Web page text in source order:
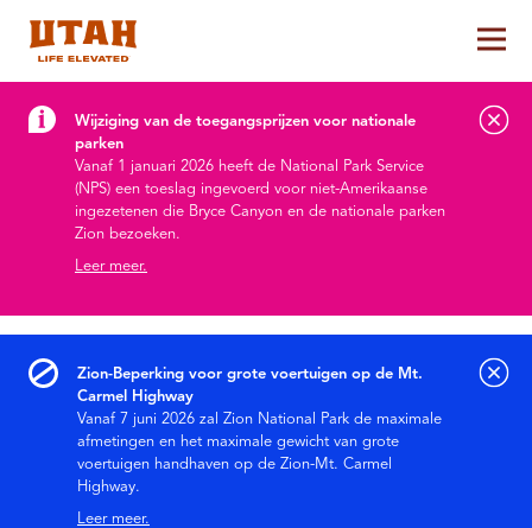
Wijziging van de toegangsprijzen voor nationale
parken
Vanaf 1 januari 2026 heeft de National Park Service
(NPS) een toeslag ingevoerd voor niet-Amerikaanse
ingezetenen die Bryce Canyon en de nationale parken
Zion bezoeken.
Leer meer.
Zion-Beperking voor grote voertuigen op de Mt.
Carmel Highway
Vanaf 7 juni 2026 zal Zion National Park de maximale
afmetingen en het maximale gewicht van grote
voertuigen handhaven op de Zion-Mt. Carmel
Highway.
Leer meer.